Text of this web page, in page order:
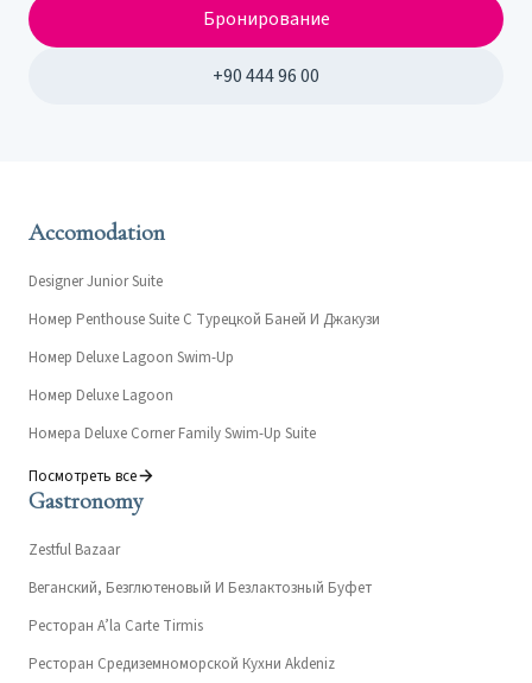
Бронирование
+90 444 96 00
Accomodation
Designer Junior Suite
Номер Penthouse Suite С Турецкой Баней И Джакузи
Номер Deluxe Lagoon Swim-Up
Номер Deluxe Lagoon
Номера Deluxe Corner Family Swim-Up Suite
Посмотреть все
Gastronomy
Zestful Bazaar
Веганский, Безглютеновый И Безлактозный Буфет
Ресторан A’la Carte Tirmis
Ресторан Средиземноморской Кухни Akdeniz